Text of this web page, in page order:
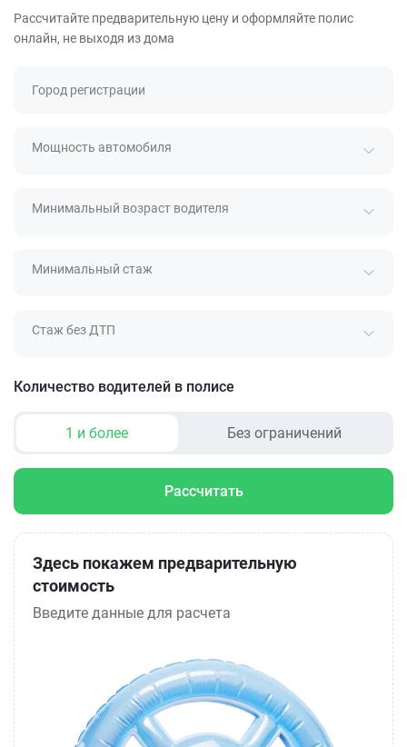
Рассчитайте предварительную цену и оформляйте полис
онлайн, не выходя из дома
Город регистрации
Мощность автомобиля
Минимальный возраст водителя
Минимальный стаж
Стаж без ДТП
Количество водителей в полисе
1 и более Без ограничений
Рассчитать
Здесь покажем предварительную
стоимость
Введите данные для расчета